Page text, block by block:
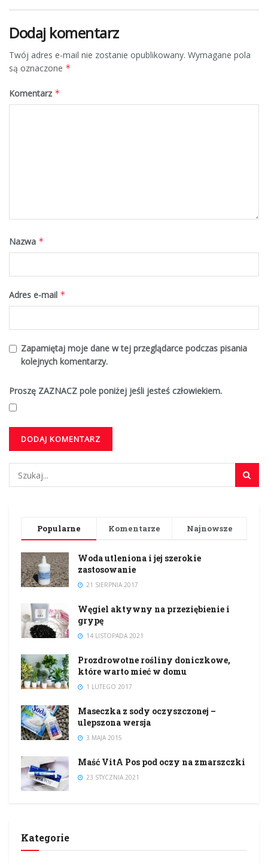
Dodaj komentarz
Twój adres e-mail nie zostanie opublikowany. Wymagane pola
są oznaczone *
Komentarz *
Nazwa *
Adres e-mail *
Zapamiętaj moje dane w tej przeglądarce podczas pisania
kolejnych komentarzy.
Proszę ZAZNACZ pole poniżej jeśli jesteś człowiekiem.
Popularne Komentarze Najnowsze
Woda utleniona i jej szerokie
zastosowanie
21 SIERPNIA 2017
Węgiel aktywny na przeziębienie i
grypę
14 LISTOPADA 2021
Prozdrowotne rośliny doniczkowe,
które warto mieć w domu
1 LUTEGO 2017
Maseczka z sody oczyszczonej –
ulepszona wersja
3 MAJA 2015
Maść VitA Pos pod oczy na zmarszczki
23 STYCZNIA 2021
Kategorie